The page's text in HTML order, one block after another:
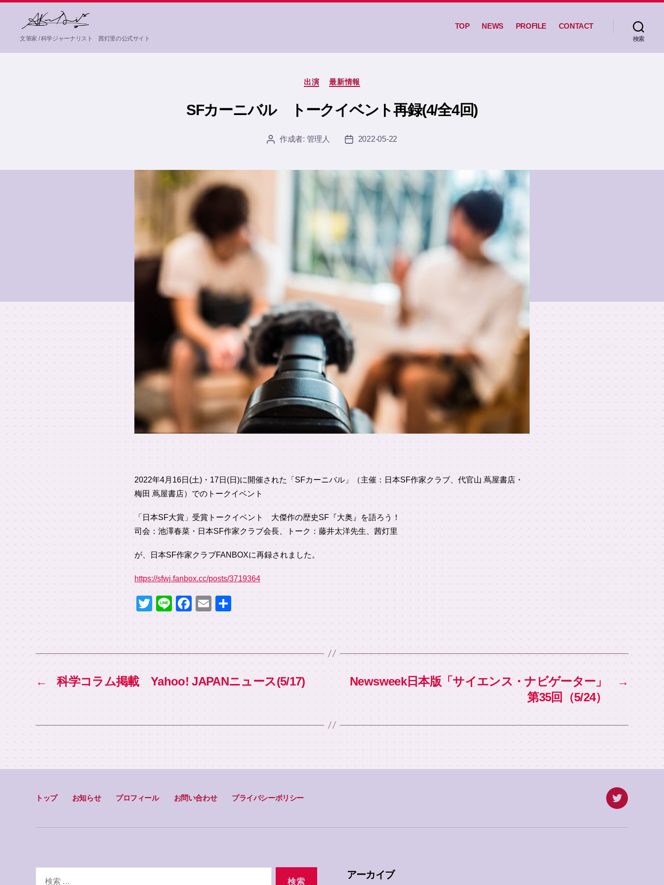
茜
文筆家 / 科学ジャーナリスト 茜灯里の公式サイト
TOP NEWS PROFILE CONTACT
検索
カ
テ
リ
出演 最新情報
SFカーニバル トークイベント再録(4/全4回)
投 作成者: 管理人
投
2022-05-22
2022年4月16日(土)・17日(日)に開催された「SFカーニバル」（主催：日本SF作家クラブ、代官山 蔦屋書店・
梅田 蔦屋書店）でのトークイベント
「日本SF大賞」受賞トークイベント 大傑作の歴史SF『大奥』を語ろう！
司会：池澤春菜・日本SF作家クラブ会長、トーク：藤井太洋先生、茜灯里
が、日本SF作家クラブFANBOXに再録されました。
https://sfwj.fanbox.cc/posts/3719364
T
wi
tt
er
Li
n
e
F
a
c
e
b
o
o
k
E
m
ail
共
有
← 科学コラム掲載 Yahoo! JAPANニュース(5/17) →
Newsweek日本版「サイエンス・ナビゲーター」
第35回（5/24）
トップ お知らせ プロフィール お問い合わせ プライバシーポリシー
twitter
アーカイブ